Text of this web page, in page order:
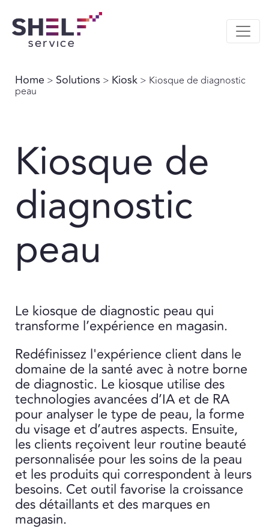
Home > Solutions > Kiosk > Kiosque de diagnostic
peau
Kiosque de
diagnostic
peau
Le kiosque de diagnostic peau qui
transforme l’expérience en magasin.
Redéfinissez l'expérience client dans le
domaine de la santé avec à notre borne
de diagnostic. Le kiosque utilise des
technologies avancées d’IA et de RA
pour analyser le type de peau, la forme
du visage et d’autres aspects. Ensuite,
les clients reçoivent leur routine beauté
personnalisée pour les soins de la peau
et les produits qui correspondent à leurs
besoins. Cet outil favorise la croissance
des détaillants et des marques en
magasin.